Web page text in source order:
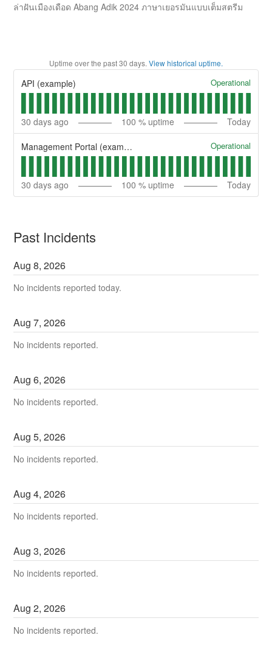
ล่าฝันเมืองเดือด Abang Adik 2024 ภาษาเยอรมันแบบเต็มสตรีม
Uptime over the past30 days. View historical uptime.
API (example) Operational
30 days ago 100 % uptime Today
Management Portal (example) Operational
30 days ago 100 % uptime Today
Past Incidents
Aug8,2026
No incidents reported today.
Aug7,2026
No incidents reported.
Aug6,2026
No incidents reported.
Aug5,2026
No incidents reported.
Aug4,2026
No incidents reported.
Aug3,2026
No incidents reported.
Aug2,2026
No incidents reported.